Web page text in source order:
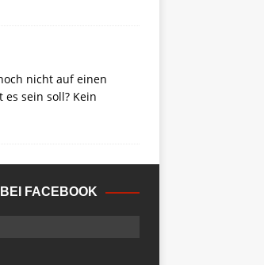
nicht auf einen
sein soll? Kein
FACEBOOK